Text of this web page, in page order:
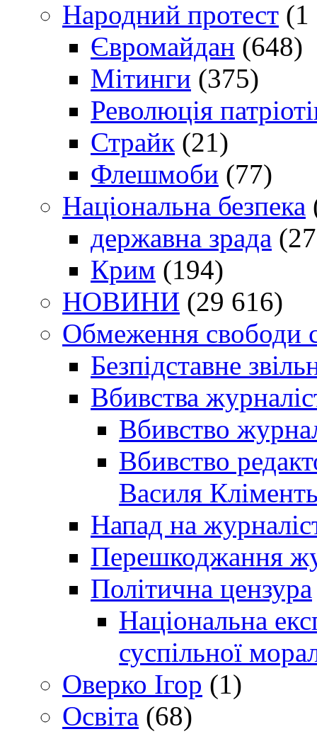
Народний протест (1
Євромайдан (648)
Мітинги (375)
Революція
Страйк (21)
Флешмоби (77)
Національна безпека
державна зрада
Крим (194)
НОВИНИ (29 616)
Обмеження свободи
Безпідставне
Вбивства
Вбивство
Вбивство
Василя
Напад на
Перешкоджання
Політична цензура
Національна
суспільної
Оверко Ігор (1)
Освіта (68)